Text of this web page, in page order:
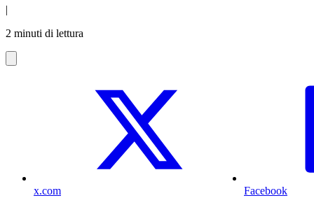
|
2 minuti di lettura
x.com Facebook